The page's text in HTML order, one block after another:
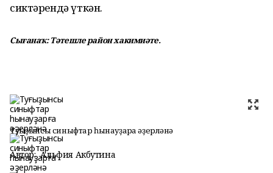
сиктәрендә үткән.
Сығанаҡ: Тәтешле район хакимиәте.
Туғыҙынсы синыфтар һынауҙарға әҙерләнә
Автор: Альфия Акбутина